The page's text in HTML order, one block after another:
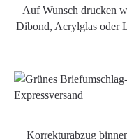
Auf Wunsch drucken
Dibond, Acrylglas oder
Korrekturabzug